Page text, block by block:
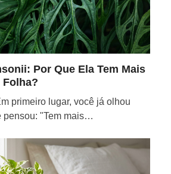
Por Que Ela Tem Mais
Folha?
primeiro lugar, você já olhou
pensou: "Tem mais…